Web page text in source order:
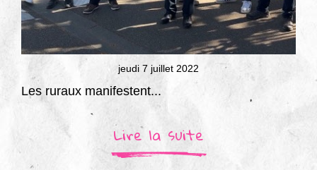
jeudi 7 juillet 2022
Les ruraux manifestent...
Lire la suite